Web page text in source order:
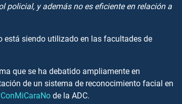
policial, y además no es eficiente en relación a
está siendo utilizado en las facultades de
que se ha debatido ampliamente en
de un sistema de reconocimiento facial en
de la ADC.